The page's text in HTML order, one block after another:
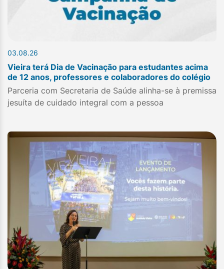
03.08.26
Vieira terá Dia de Vacinação para estudantes acima
de 12 anos, professores e colaboradores do colégio
Parceria com Secretaria de Saúde alinha-se à premissa
jesuíta de cuidado integral com a pessoa